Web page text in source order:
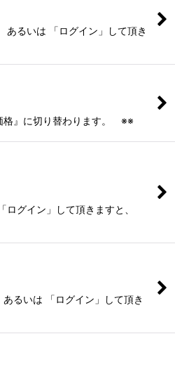
イン」して頂き
に切り替わります。 ※※
頂きますと、
イン」して頂き